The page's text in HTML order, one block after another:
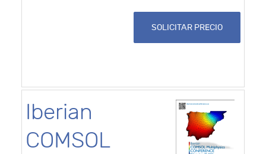
SOLICITAR PRECIO
Iberian
COMSOL